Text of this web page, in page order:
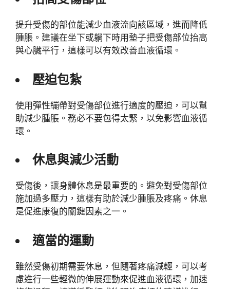
提升受傷的部位能減少血液流向該區域，進而降低
腫脹。建議在坐下或躺下時用墊子把受傷部位抬高
與心臟平行，這樣可以有效改善血液循環。
壓迫包紮
使用彈性繃帶對受傷部位進行適度的壓迫，可以幫
助減少腫脹。務必不要包得太緊，以免影響血液循
環。
休息與減少活動
受傷後，讓身體休息是最重要的。避免對受傷部位
施加過多壓力，這樣有助於減少腫脹及疼痛。休息
是促進康復的關鍵因素之一。
適當的運動
雖然受傷初期需要休息，但隨著疼痛減輕，可以考
慮進行一些輕微的伸展運動來促進血液循環，加速